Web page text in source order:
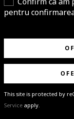
pentru
This site is protected by
Service apply.